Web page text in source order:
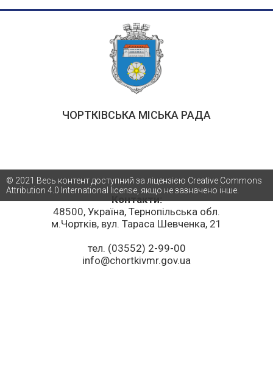
ЧОРТКІВСЬКА МІСЬКА РАДА
Контакти:
48500, Україна, Тернопільська обл.
м.Чортків, вул. Тараса Шевченка, 21
тел. (03552) 2-99-00
info@chortkivmr.gov.ua
© 2021 Весь контент доступний за ліцензією Creative Commons
Attribution 4.0 International license, якщо не зазначено інше.